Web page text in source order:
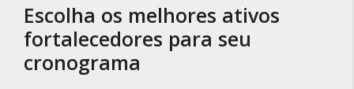
Escolha os melhores ativos
fortalecedores para seu
cronograma